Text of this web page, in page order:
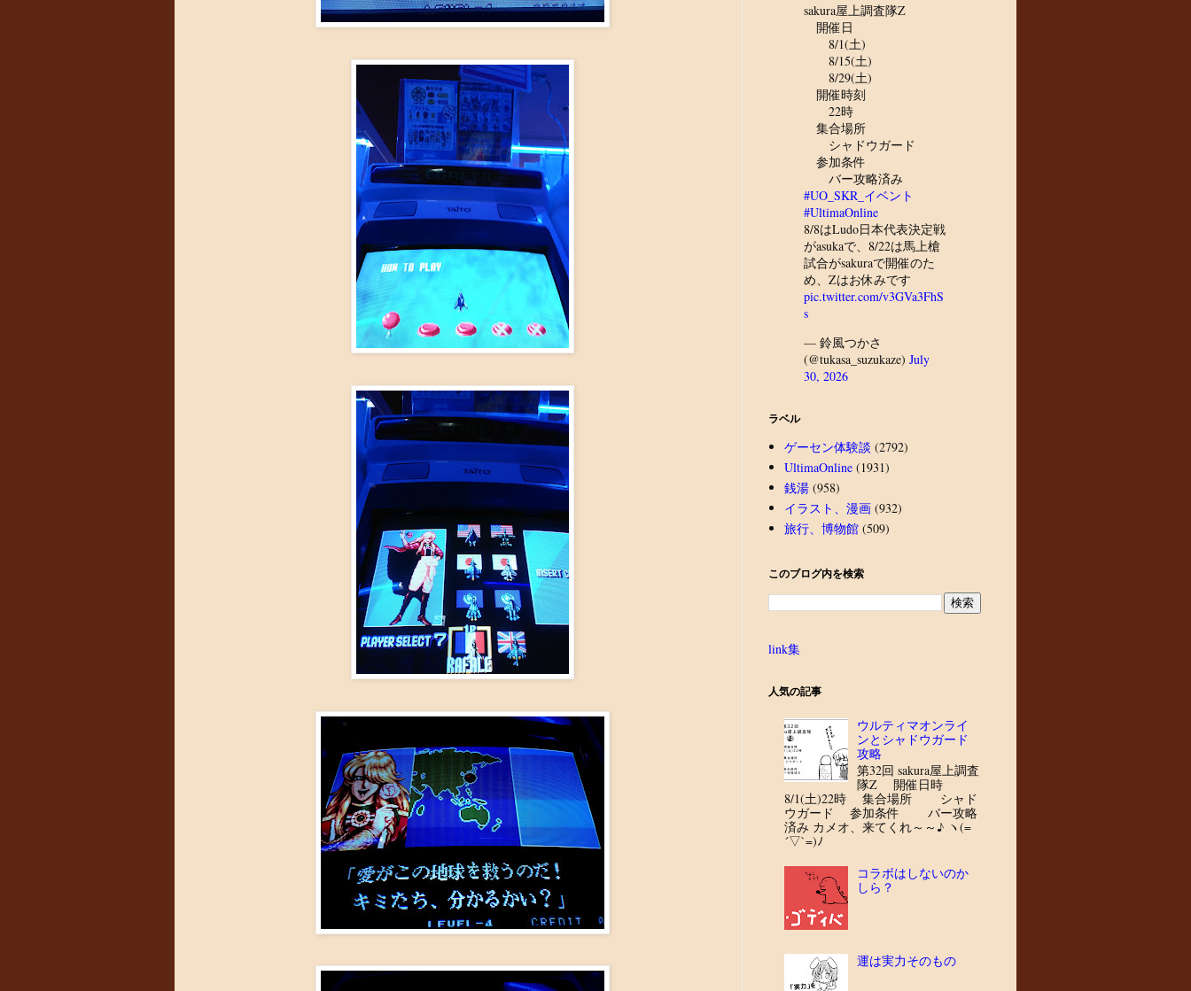
sakura屋上調査隊Z
開催日
8/1(土)
8/15(土)
8/29(土)
開催時刻
22時
集合場所
シャドウガード
参加条件
バー攻略済み
#UO_SKR_イベント
#UltimaOnline
8/8はLudo日本代表決定戦
がasukaで、8/22は馬上槍
試合がsakuraで開催のた
め、Zはお休みです
pic.twitter.com/v3GVa3FhS
s
— 鈴風つかさ
(@tukasa_suzukaze) July
30, 2026
ラベル
ゲーセン体験談 (2792)
UltimaOnline (1931)
銭湯 (958)
イラスト、漫画 (932)
旅行、博物館 (509)
このブログ内を検索
link集
人気の記事
ウルティマオンライ
ンとシャドウガード
攻略
第32回 sakura屋上調査
隊Z 開催日時
8/1(土)22時 集合場所 シャド
ウガード 参加条件 バー攻略
済み カメオ、来てくれ～～♪ ヽ(=
´▽`=)ﾉ
コラボはしないのか
しら？
運は実力そのもの